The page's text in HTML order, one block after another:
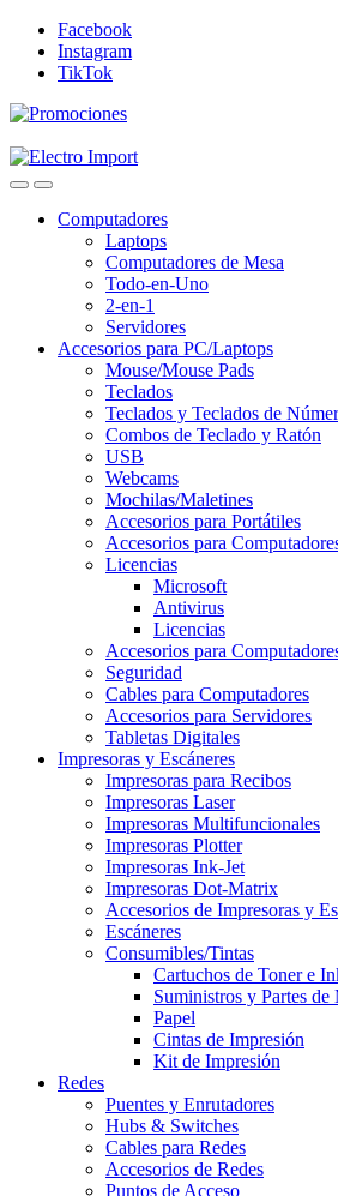
Skip
navigation
Skip
content
Facebook
Instagram
TikTok
Computadores
Laptops
Computadores de Mesa
Todo-en-Uno
2-en-1
Servidores
Accesorios para PC/Laptops
Mouse/Mouse Pads
Teclados
Teclados y Teclados de
Combos de Teclado y Ratón
USB
Webcams
Mochilas/Maletines
Accesorios para Portátiles
Accesorios para
Licencias
Microsoft
Antivirus
Licencias
Accesorios para
Seguridad
Cables para Computadores
Accesorios para Servidores
Tabletas Digitales
Impresoras y Escáneres
Impresoras para Recibos
Impresoras Laser
Impresoras Multifuncionales
Impresoras Plotter
Impresoras Ink-Jet
Impresoras Dot-Matrix
Accesorios de Impresoras y
Escáneres
Consumibles/Tintas
Cartuchos de Toner e
Suministros y Partes
Papel
Cintas de Impresión
Kit de Impresión
Redes
Puentes y Enrutadores
Hubs & Switches
Cables para Redes
Accesorios de Redes
Puntos de Acceso